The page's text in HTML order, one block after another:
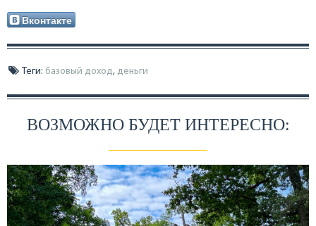
Вконтакте
Теги: базовый доход, деньги
ВОЗМОЖНО БУДЕТ ИНТЕРЕСНО: